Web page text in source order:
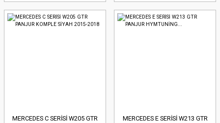
MERCEDES C SERİSİ W205 GTR
MERCEDES E SERİSİ W213 GTR